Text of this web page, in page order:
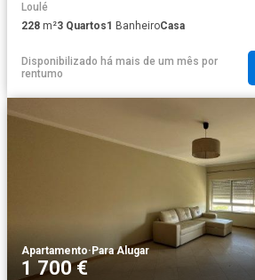
Loulé
228 m²3 Quartos1 BanheiroCasa
Disponibilizado há mais de um mês por
rentumo
Apartamento· Para Alugar
1 700 €